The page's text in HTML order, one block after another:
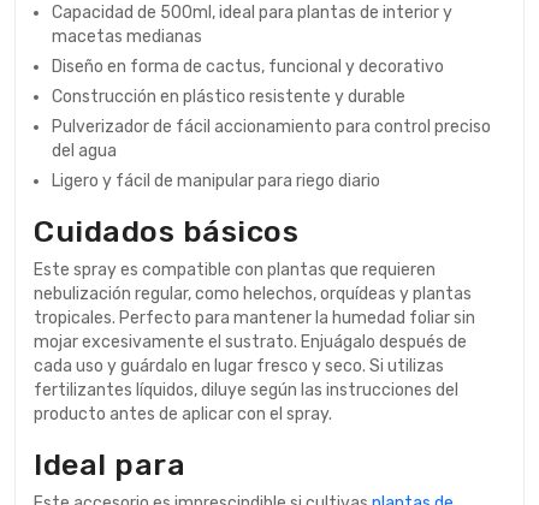
Capacidad de 500ml, ideal para plantas de interior y
macetas medianas
Diseño en forma de cactus, funcional y decorativo
Construcción en plástico resistente y durable
Pulverizador de fácil accionamiento para control preciso
del agua
Ligero y fácil de manipular para riego diario
Cuidados básicos
Este spray es compatible con plantas que requieren
nebulización regular, como helechos, orquídeas y plantas
tropicales. Perfecto para mantener la humedad foliar sin
mojar excesivamente el sustrato. Enjuágalo después de
cada uso y guárdalo en lugar fresco y seco. Si utilizas
fertilizantes líquidos, diluye según las instrucciones del
producto antes de aplicar con el spray.
Ideal para